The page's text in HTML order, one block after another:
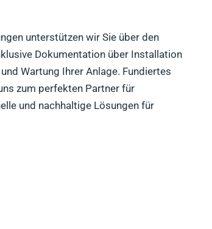
unterstützen wir Sie über den
Dokumentation über Installation
Wartung Ihrer Anlage. Fundiertes
zum perfekten Partner für
und nachhaltige Lösungen für